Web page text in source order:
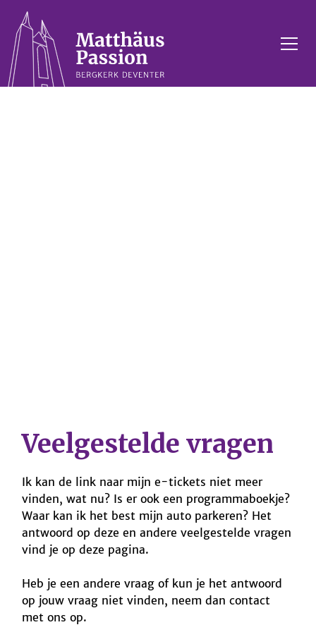
Veelgestelde vragen
Ik kan de link naar mijn e-tickets niet meer
vinden, wat nu? Is er ook een programmaboekje?
Waar kan ik het best mijn auto parkeren? Het
antwoord op deze en andere veelgestelde vragen
vind je op deze pagina.
Heb je een andere vraag of kun je het antwoord
op jouw vraag niet vinden, neem dan contact
met ons op.